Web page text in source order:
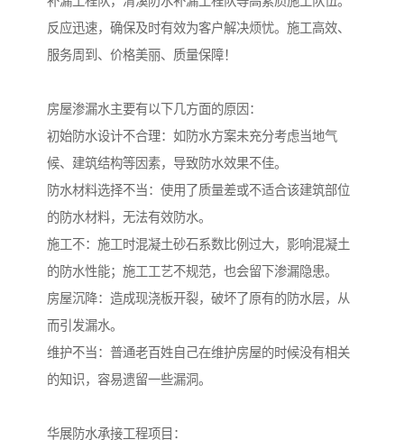
反应迅速，确保及时有效为客户解决烦忧。施工高效、
服务周到、价格美丽、质量保障！
房屋渗漏水主要有以下几方面的原因：
初始防水设计不合理：如防水方案未充分考虑当地气
候、建筑结构等因素，导致防水效果不佳。
防水材料选择不当：使用了质量差或不适合该建筑部位
的防水材料，无法有效防水。
施工不：施工时混凝土砂石系数比例过大，影响混凝土
的防水性能；施工工艺不规范，也会留下渗漏隐患。
房屋沉降：造成现浇板开裂，破坏了原有的防水层，从
而引发漏水。
维护不当：普通老百姓自己在维护房屋的时候没有相关
的知识，容易遗留一些漏洞。
华展防水承接工程项目：